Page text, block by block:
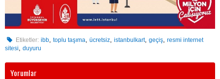
Etiketler: ibb,toplu taşıma,ücretsiz,istanbulkart,geçiş,resmi internet
sitesi, duyuru
Yorumlar